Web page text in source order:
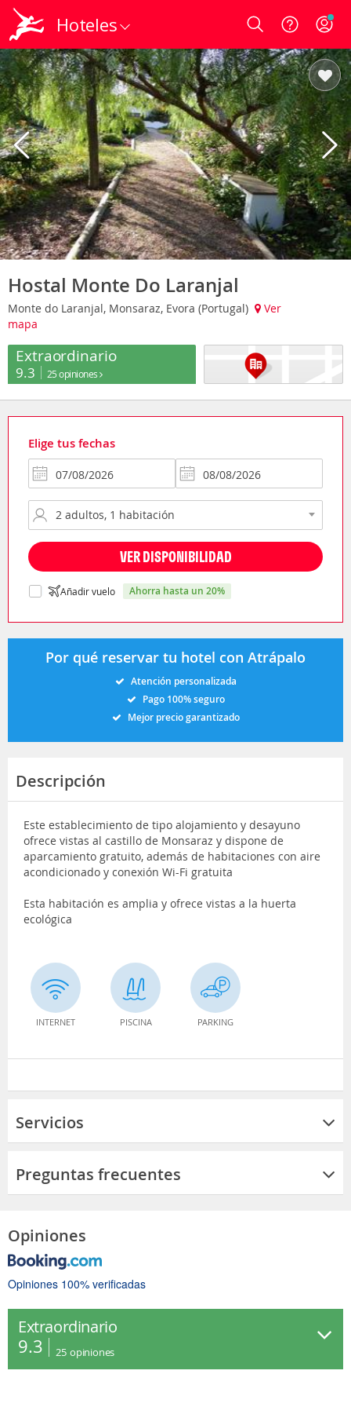
Hoteles Login
Hostal Monte Do Laranjal
Monte do Laranjal, Monsaraz, Evora (Portugal)
Ver
mapa
Extraordinario
9.3 25 opiniones
Elige tus fechas
VER DISPONIBILIDAD
Añadir vuelo ahorra hasta un 20%
Por qué reservar tu hotel con Atrápalo
Atención personalizada
Pago 100% seguro
Mejor precio garantizado
Descripción
Este establecimiento de tipo alojamiento y desayuno
ofrece vistas al castillo de Monsaraz y dispone de
aparcamiento gratuito, además de habitaciones con aire
acondicionado y conexión Wi-Fi gratuita
Esta habitación es amplia y ofrece vistas a la huerta
ecológica
INTERNET PISCINA PARKING
Servicios
Preguntas frecuentes
Opiniones
Opiniones 100% verificadas
Extraordinario
9.3 25 opiniones